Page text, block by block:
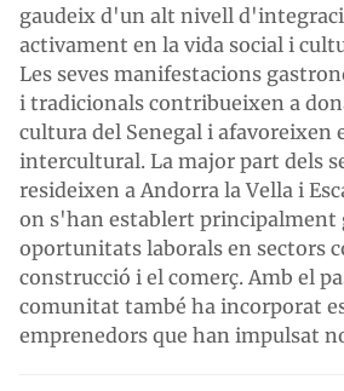
gaudeix d'un alt nivell
activament en la vida social i
Les seves manifestacions
i tradicionals contribueixen a
cultura del Senegal i afavoreixen
intercultural. La major part dels
resideixen a Andorra la Vella i
on s'han establert principalment
oportunitats laborals en sectors
construcció i el comerç. Amb el
comunitat també ha incorporat
emprenedors que han impulsat